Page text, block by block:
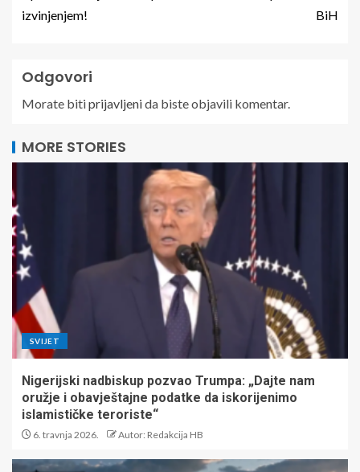
izvinjenjem!
BiH
Odgovori
Morate bitiprijavljenida biste objavili komentar.
MORE STORIES
SVIJET
Nigerijski nadbiskup pozvao Trumpa: „Dajte nam
oružje i obavještajne podatke da iskorijenimo
islamističke teroriste“
6. travnja 2026. Autor: Redakcija HB